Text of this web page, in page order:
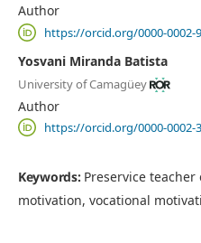
Author
https://orcid.org/0000-0002-
Yosvani Miranda Batista
University of Camagüey
Author
https://orcid.org/0000-0002-
Keywords: Preservice
motivation, vocational